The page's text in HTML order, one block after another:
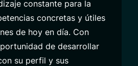
constante para la
concretas y útiles
de hoy en día. Con
de desarrollar
su perfil y sus